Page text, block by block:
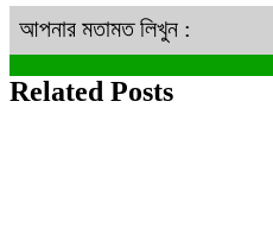
আপনার মতামত লিখুন :
Related Posts